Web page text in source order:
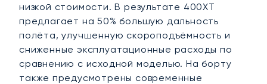
низкой стоимости. В результате 400XT
предлагает на 50% большую дальность
полёта, улучшенную скороподъёмность и
сниженные эксплуатационные расходы по
сравнению с исходной моделью. На борту
также предусмотрены современные